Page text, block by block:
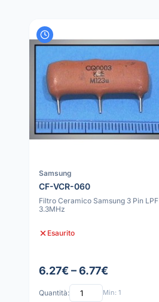
Samsung
CF-VCR-060
Filtro Ceramico Samsung 3 Pin LPF
3.3MHz
Esaurito
6.27€ – 6.77€
Quantità: Min: 1